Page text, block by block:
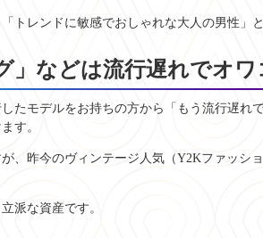
トレンドに敏感でおしゃれな大人の男性」
などは流行遅れでオワ
たモデルをお持ちの方から「もう流行遅れ
す。
、昨今のヴィンテージ人気（Y2Kファッシ
派な資産です。